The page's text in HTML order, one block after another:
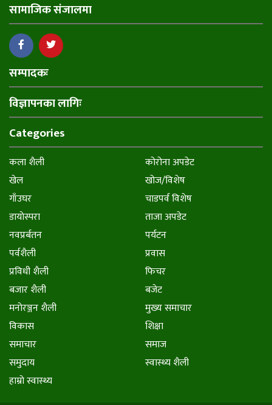
सामाजिक संजालमा
सम्पादकः
विज्ञापनका लागिः
Categories
कला शैली
कोरोना अपडेट
खेल
खोज/विशेष
गाँउघर
चाडपर्व विशेष
डायाेस्परा
ताजा अपडेट
नवप्रर्बतन
पर्यटन
पर्वशैली
प्रवास
प्रविधी शैली
फिचर
बजार शैली
बजेट
मनाेरञ्जन शैली
मुख्य समाचार
विकास
शिक्षा
समाचार
समाज
समुदाय
स्वास्थ्य शैली
हाम्राे स्वास्थ्य